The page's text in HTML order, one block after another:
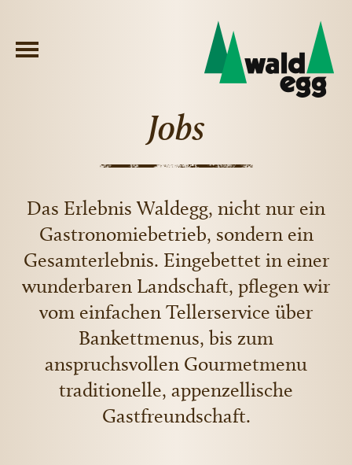
Jobs
Das Erlebnis Waldegg, nicht nur ein
Gastronomiebetrieb, sondern ein
Gesamterlebnis. Eingebettet in einer
wunderbaren Landschaft, pflegen wir
vom einfachen Tellerservice über
Bankettmenus, bis zum
anspruchsvollen Gourmetmenu
traditionelle, appenzellische
Gastfreundschaft.